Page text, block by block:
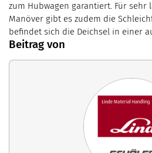
zum Hubwagen garantiert. Für sehr
Manöver gibt es zudem die
befindet sich die Deichsel in einer
Beitrag von